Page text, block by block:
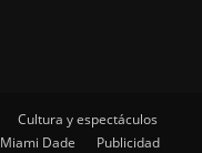
Cultura y espectáculos
Miami Dade
Publicidad